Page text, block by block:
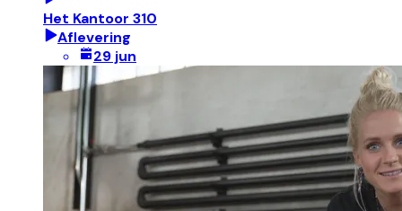
Het Kantoor 310
Aflevering
29 jun